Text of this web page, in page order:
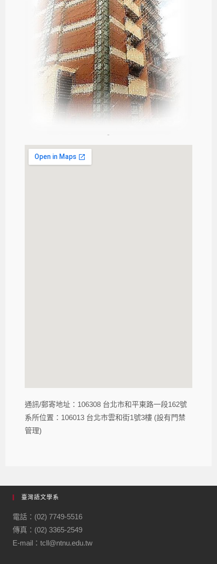
通訊/郵寄地址：106308 台北市和平東路一段162號
系所位置：106013 台北市雲和街1號3樓 (設有門禁
管理)
臺灣語文學系
電話：(02) 7749-5516
傳真：(02) 3365-2549
E-mail：tcll@ntnu.edu.tw